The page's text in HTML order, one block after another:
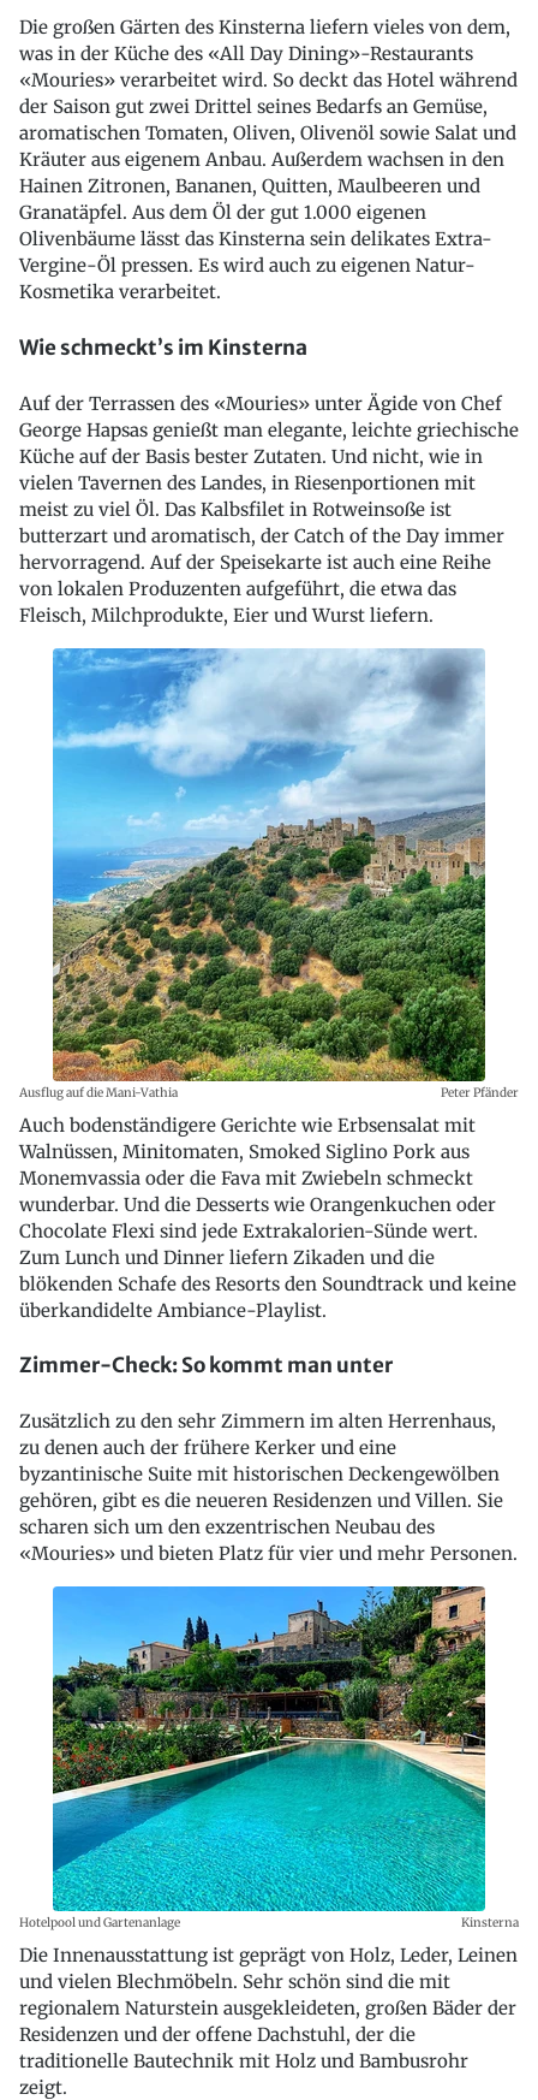
Die großen Gärten des Kinsterna liefern vieles von dem,
was in der Küche des «All Day Dining»-Restaurants
«Mouries» verarbeitet wird. So deckt das Hotel während
der Saison gut zwei Drittel seines Bedarfs an Gemüse,
aromatischen Tomaten, Oliven, Olivenöl sowie Salat und
Kräuter aus eigenem Anbau. Außerdem wachsen in den
Hainen Zitronen, Bananen, Quitten, Maulbeeren und
Granatäpfel. Aus dem Öl der gut 1.000 eigenen
Olivenbäume lässt das Kinsterna sein delikates Extra-
Vergine-Öl pressen. Es wird auch zu eigenen Natur-
Kosmetika verarbeitet.
Wie schmeckt’s im Kinsterna
Auf der Terrassen des «Mouries» unter Ägide von Chef
George Hapsas genießt man elegante, leichte griechische
Küche auf der Basis bester Zutaten. Und nicht, wie in
vielen Tavernen des Landes, in Riesenportionen mit
meist zu viel Öl. Das Kalbsfilet in Rotweinsoße ist
butterzart und aromatisch, der Catch of the Day immer
hervorragend. Auf der Speisekarte ist auch eine Reihe
von lokalen Produzenten aufgeführt, die etwa das
Fleisch, Milchprodukte, Eier und Wurst liefern.
Ausflug auf die Mani-Vathia Peter Pfänder
Auch bodenständigere Gerichte wie Erbsensalat mit
Walnüssen, Minitomaten, Smoked Siglino Pork aus
Monemvassia oder die Fava mit Zwiebeln schmeckt
wunderbar. Und die Desserts wie Orangenkuchen oder
Chocolate Flexi sind jede Extrakalorien-Sünde wert.
Zum Lunch und Dinner liefern Zikaden und die
blökenden Schafe des Resorts den Soundtrack und keine
überkandidelte Ambiance-Playlist.
Zimmer-Check: So kommt man unter
Zusätzlich zu den sehr Zimmern im alten Herrenhaus,
zu denen auch der frühere Kerker und eine
byzantinische Suite mit historischen Deckengewölben
gehören, gibt es die neueren Residenzen und Villen. Sie
scharen sich um den exzentrischen Neubau des
«Mouries» und bieten Platz für vier und mehr Personen.
Hotelpool und Gartenanlage Kinsterna
Die Innenausstattung ist geprägt von Holz, Leder, Leinen
und vielen Blechmöbeln. Sehr schön sind die mit
regionalem Naturstein ausgekleideten, großen Bäder der
Residenzen und der offene Dachstuhl, der die
traditionelle Bautechnik mit Holz und Bambusrohr
zeigt.